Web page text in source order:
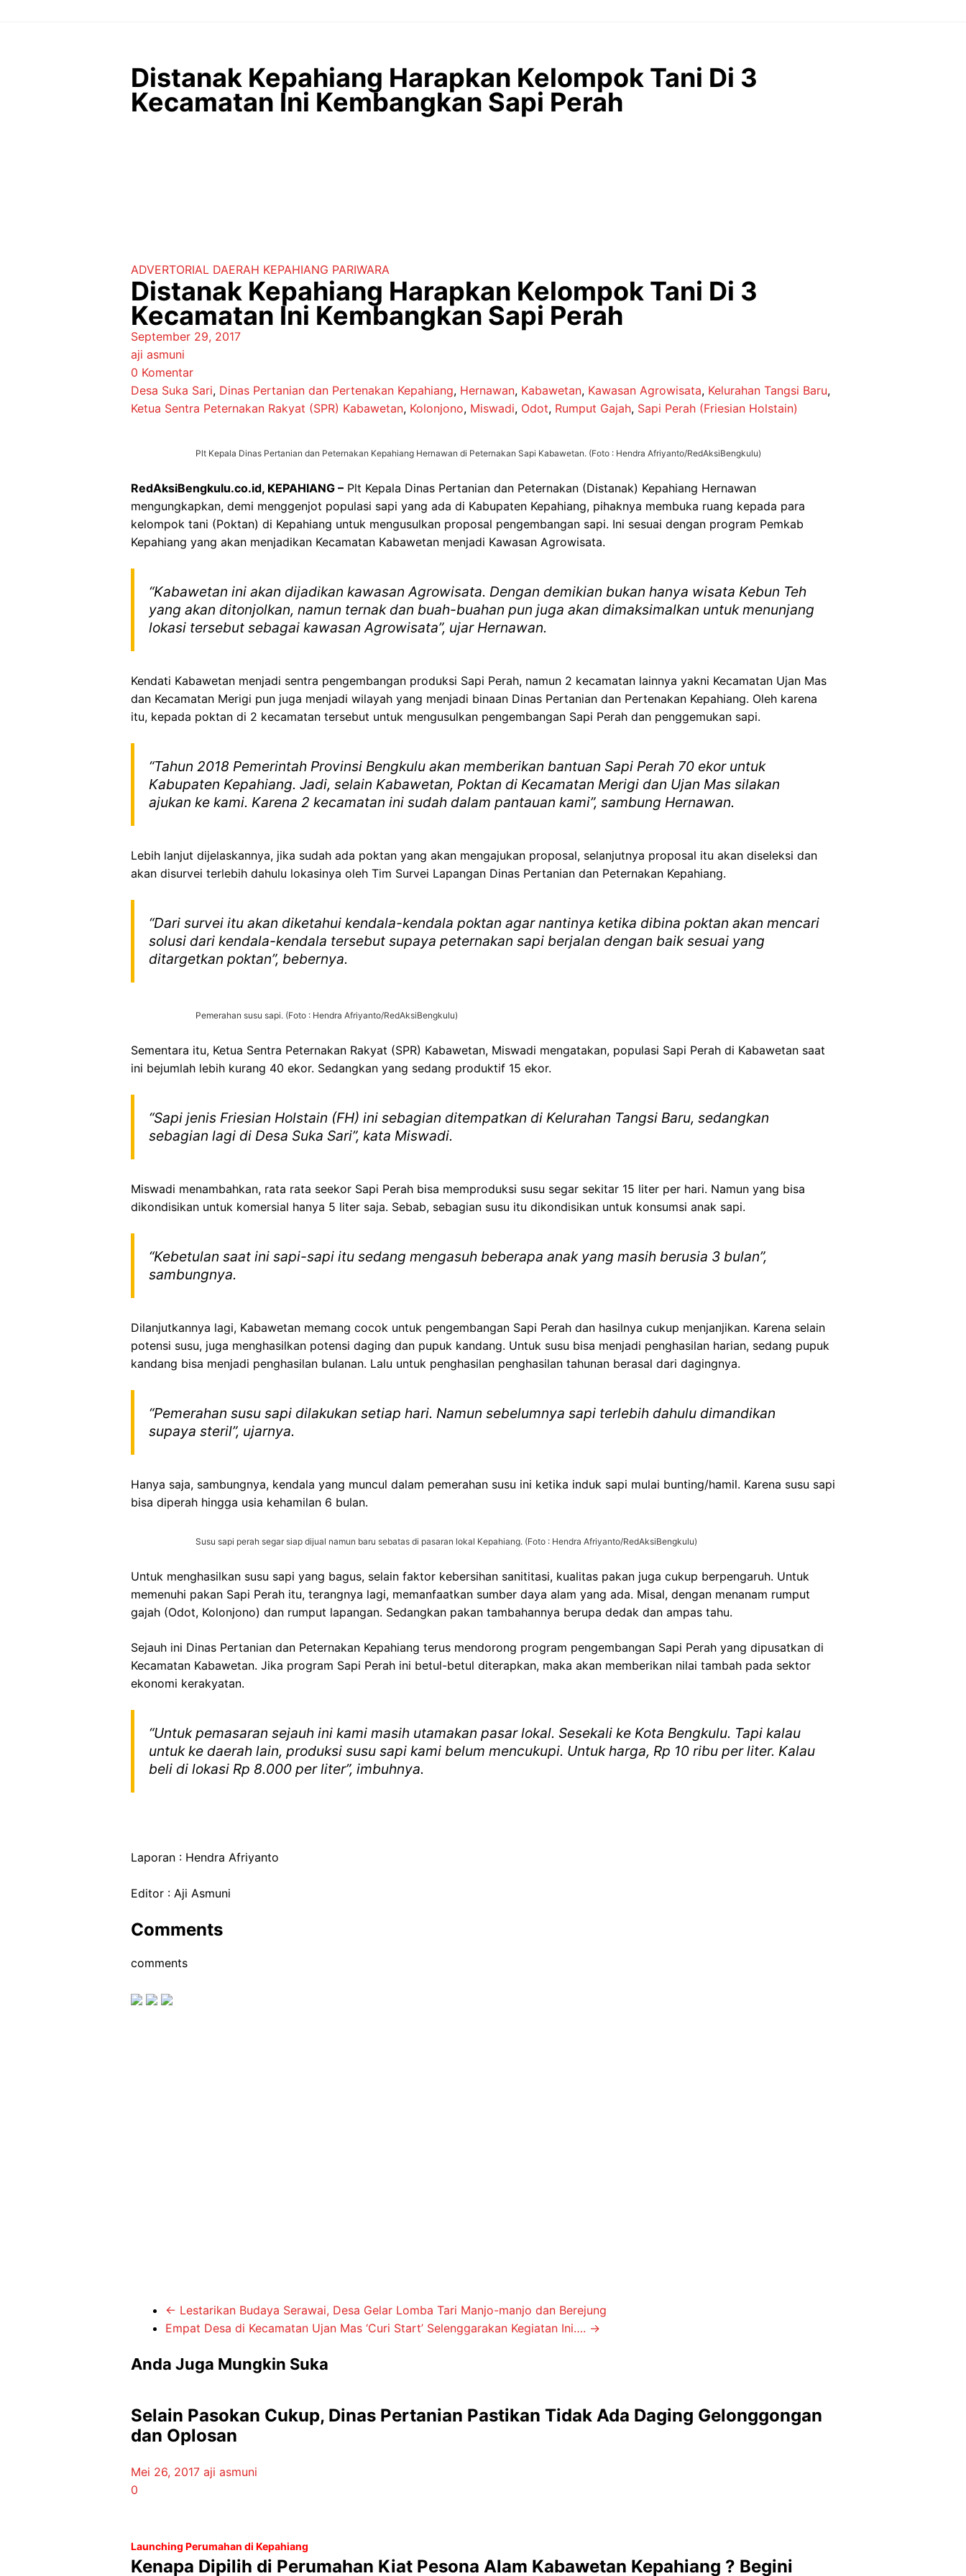
Distanak Kepahiang Harapkan Kelompok Tani Di 3
Kecamatan Ini Kembangkan Sapi Perah
ADVERTORIAL DAERAH KEPAHIANG PARIWARA
Distanak Kepahiang Harapkan Kelompok Tani Di 3
Kecamatan Ini Kembangkan Sapi Perah
September 29, 2017
aji asmuni
0 Komentar
Desa Suka Sari, Dinas Pertanian dan Pertenakan Kepahiang, Hernawan, Kabawetan, Kawasan Agrowisata, Kelurahan Tangsi Baru,
Ketua Sentra Peternakan Rakyat (SPR) Kabawetan, Kolonjono, Miswadi, Odot, Rumput Gajah, Sapi Perah (Friesian Holstain)
Plt Kepala Dinas Pertanian dan Peternakan Kepahiang Hernawan di Peternakan Sapi Kabawetan. (Foto : Hendra Afriyanto/RedAksiBengkulu)
RedAksiBengkulu.co.id, KEPAHIANG – Plt Kepala Dinas Pertanian dan Peternakan (Distanak) Kepahiang Hernawan
mengungkapkan, demi menggenjot populasi sapi yang ada di Kabupaten Kepahiang, pihaknya membuka ruang kepada para
kelompok tani (Poktan) di Kepahiang untuk mengusulkan proposal pengembangan sapi. Ini sesuai dengan program Pemkab
Kepahiang yang akan menjadikan Kecamatan Kabawetan menjadi Kawasan Agrowisata.
“Kabawetan ini akan dijadikan kawasan Agrowisata. Dengan demikian bukan hanya wisata Kebun Teh
yang akan ditonjolkan, namun ternak dan buah-buahan pun juga akan dimaksimalkan untuk menunjang
lokasi tersebut sebagai kawasan Agrowisata”, ujar Hernawan.
Kendati Kabawetan menjadi sentra pengembangan produksi Sapi Perah, namun 2 kecamatan lainnya yakni Kecamatan Ujan Mas
dan Kecamatan Merigi pun juga menjadi wilayah yang menjadi binaan Dinas Pertanian dan Pertenakan Kepahiang. Oleh karena
itu, kepada poktan di 2 kecamatan tersebut untuk mengusulkan pengembangan Sapi Perah dan penggemukan sapi.
“Tahun 2018 Pemerintah Provinsi Bengkulu akan memberikan bantuan Sapi Perah 70 ekor untuk
Kabupaten Kepahiang. Jadi, selain Kabawetan, Poktan di Kecamatan Merigi dan Ujan Mas silakan
ajukan ke kami. Karena 2 kecamatan ini sudah dalam pantauan kami”, sambung Hernawan.
Lebih lanjut dijelaskannya, jika sudah ada poktan yang akan mengajukan proposal, selanjutnya proposal itu akan diseleksi dan
akan disurvei terlebih dahulu lokasinya oleh Tim Survei Lapangan Dinas Pertanian dan Peternakan Kepahiang.
“Dari survei itu akan diketahui kendala-kendala poktan agar nantinya ketika dibina poktan akan mencari
solusi dari kendala-kendala tersebut supaya peternakan sapi berjalan dengan baik sesuai yang
ditargetkan poktan”, bebernya.
Pemerahan susu sapi. (Foto : Hendra Afriyanto/RedAksiBengkulu)
Sementara itu, Ketua Sentra Peternakan Rakyat (SPR) Kabawetan, Miswadi mengatakan, populasi Sapi Perah di Kabawetan saat
ini bejumlah lebih kurang 40 ekor. Sedangkan yang sedang produktif 15 ekor.
“Sapi jenis Friesian Holstain (FH) ini sebagian ditempatkan di Kelurahan Tangsi Baru, sedangkan
sebagian lagi di Desa Suka Sari”, kata Miswadi.
Miswadi menambahkan, rata rata seekor Sapi Perah bisa memproduksi susu segar sekitar 15 liter per hari. Namun yang bisa
dikondisikan untuk komersial hanya 5 liter saja. Sebab, sebagian susu itu dikondisikan untuk konsumsi anak sapi.
“Kebetulan saat ini sapi-sapi itu sedang mengasuh beberapa anak yang masih berusia 3 bulan”,
sambungnya.
Dilanjutkannya lagi, Kabawetan memang cocok untuk pengembangan Sapi Perah dan hasilnya cukup menjanjikan. Karena selain
potensi susu, juga menghasilkan potensi daging dan pupuk kandang. Untuk susu bisa menjadi penghasilan harian, sedang pupuk
kandang bisa menjadi penghasilan bulanan. Lalu untuk penghasilan penghasilan tahunan berasal dari dagingnya.
“Pemerahan susu sapi dilakukan setiap hari. Namun sebelumnya sapi terlebih dahulu dimandikan
supaya steril”, ujarnya.
Hanya saja, sambungnya, kendala yang muncul dalam pemerahan susu ini ketika induk sapi mulai bunting/hamil. Karena susu sapi
bisa diperah hingga usia kehamilan 6 bulan.
Susu sapi perah segar siap dijual namun baru sebatas di pasaran lokal Kepahiang. (Foto : Hendra Afriyanto/RedAksiBengkulu)
Untuk menghasilkan susu sapi yang bagus, selain faktor kebersihan sanititasi, kualitas pakan juga cukup berpengaruh. Untuk
memenuhi pakan Sapi Perah itu, terangnya lagi, memanfaatkan sumber daya alam yang ada. Misal, dengan menanam rumput
gajah (Odot, Kolonjono) dan rumput lapangan. Sedangkan pakan tambahannya berupa dedak dan ampas tahu.
Sejauh ini Dinas Pertanian dan Peternakan Kepahiang terus mendorong program pengembangan Sapi Perah yang dipusatkan di
Kecamatan Kabawetan. Jika program Sapi Perah ini betul-betul diterapkan, maka akan memberikan nilai tambah pada sektor
ekonomi kerakyatan.
“Untuk pemasaran sejauh ini kami masih utamakan pasar lokal. Sesekali ke Kota Bengkulu. Tapi kalau
untuk ke daerah lain, produksi susu sapi kami belum mencukupi. Untuk harga, Rp 10 ribu per liter. Kalau
beli di lokasi Rp 8.000 per liter”, imbuhnya.
Laporan : Hendra Afriyanto
Editor : Aji Asmuni
Comments
comments
← Lestarikan Budaya Serawai, Desa Gelar Lomba Tari Manjo-manjo dan Berejung
Empat Desa di Kecamatan Ujan Mas ‘Curi Start’ Selenggarakan Kegiatan Ini…. →
Anda Juga Mungkin Suka
Selain Pasokan Cukup, Dinas Pertanian Pastikan Tidak Ada Daging Gelonggongan
dan Oplosan
Mei 26, 2017 aji asmuni
0
Launching Perumahan di Kepahiang
Kenapa Dipilih di Perumahan Kiat Pesona Alam Kabawetan Kepahiang ? Begini